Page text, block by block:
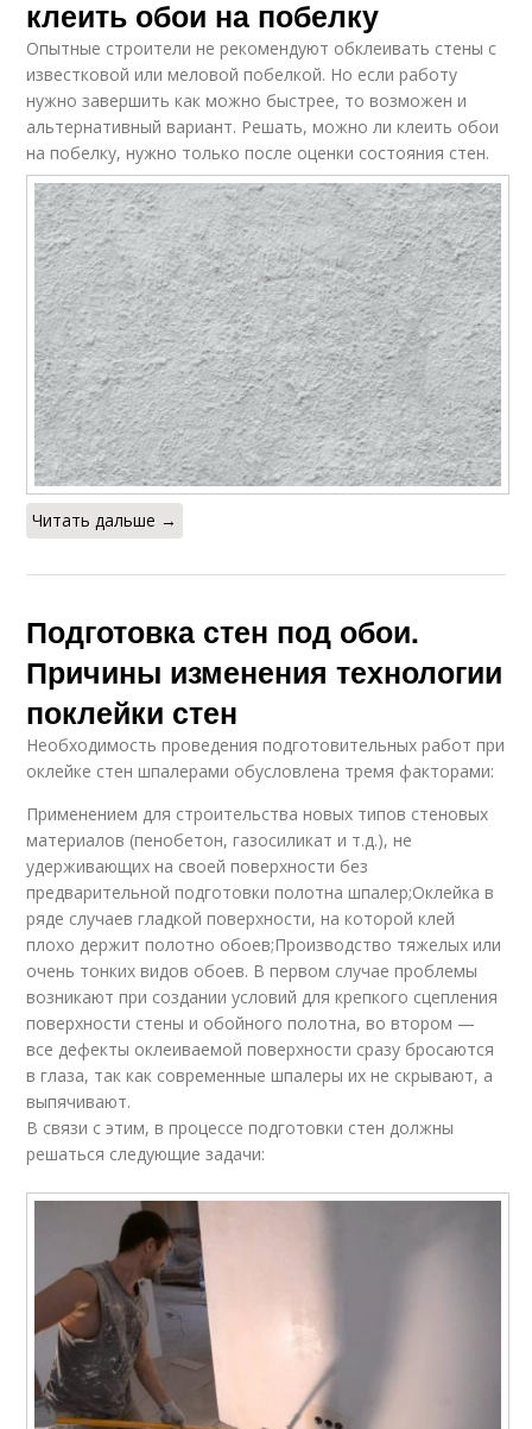
клеить обои на побелку
Опытные строители не рекомендуют обклеивать стены с
известковой или меловой побелкой. Но если работу
нужно завершить как можно быстрее, то возможен и
альтернативный вариант. Решать, можно ли клеить обои
на побелку, нужно только после оценки состояния стен.
Читать дальше →
Подготовка стен под обои.
Причины изменения технологии
поклейки стен
Необходимость проведения подготовительных работ при
оклейке стен шпалерами обусловлена тремя факторами:
Применением для строительства новых типов стеновых
материалов (пенобетон, газосиликат и т.д.), не
удерживающих на своей поверхности без
предварительной подготовки полотна шпалер;Оклейка в
ряде случаев гладкой поверхности, на которой клей
плохо держит полотно обоев;Производство тяжелых или
очень тонких видов обоев. В первом случае проблемы
возникают при создании условий для крепкого сцепления
поверхности стены и обойного полотна, во втором —
все дефекты оклеиваемой поверхности сразу бросаются
в глаза, так как современные шпалеры их не скрывают, а
выпячивают.
В связи с этим, в процессе подготовки стен должны
решаться следующие задачи: